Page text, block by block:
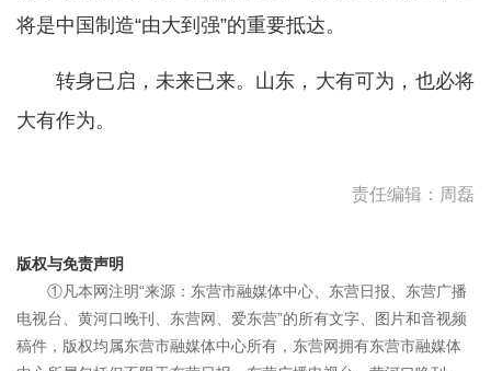
将是中国制造“由大到强”的重要抵达。
转身已启，未来已来。山东，大有可为，也必将
大有作为。
责任编辑：周磊
版权与免责声明
①凡本网注明“来源：东营市融媒体中心、东营日报、东营广播
电视台、黄河口晚刊、东营网、爱东营”的所有文字、图片和音视频
稿件，版权均属东营市融媒体中心所有，东营网拥有东营市融媒体